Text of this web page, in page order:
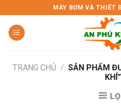
to
content
MÁY BƠM VÀ THIẾT
TRANG CHỦ / SẢN PHẨM
KHÍ”